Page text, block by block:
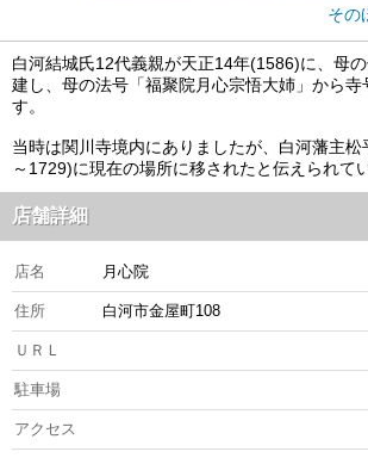
その
白河結城氏12代義親が天正14年(1586)に、母
建し、母の法号「福聚院月心宗悟大姉」から寺
す。
当時は関川寺境内にありましたが、白河藩主
～1729)に現在の場所に移されたと伝えられて
店舗詳細
店名 月心院
住所 白河市金屋町108
ＵＲＬ
駐車場
アクセス